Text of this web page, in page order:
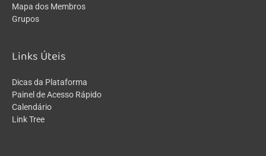
Mapa dos Membros
Grupos
Links Úteis
Dicas da Plataforma
Painel de Acesso Rápido
Calendário
Link Tree